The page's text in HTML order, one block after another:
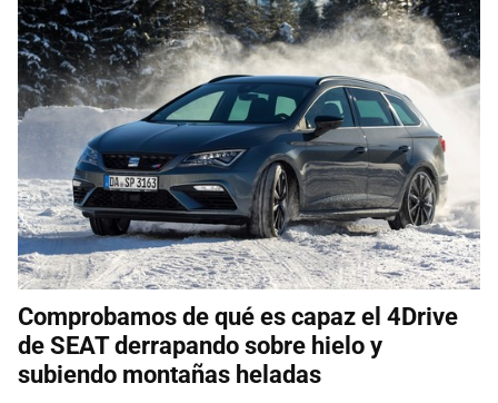
Comprobamos de qué es capaz el 4Drive
de SEAT derrapando sobre hielo y
subiendo montañas heladas